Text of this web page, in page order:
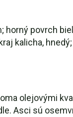
horný povrch
kalicha,
olejovými
Asci sú